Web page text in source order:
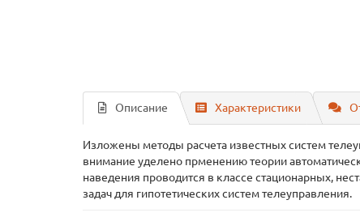
Описание Характеристики
Изложены методы расчета известных систем
внимание уделено прменению теории
наведения проводится в классе стационарных,
задач для гипотетических систем телеуправления.